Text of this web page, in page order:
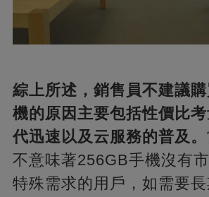
綜上所述，銷售員不建議
機的原因主要包括性價比
代迅速以及云服務的普及。
不意味著256GB手機沒有
特殊需求的用戶，如需要